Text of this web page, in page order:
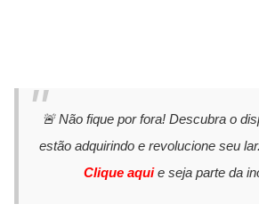
🚨 Não fique por fora! Descubra o
estão adquirindo e revolucione seu
Clique aquie seja parte da